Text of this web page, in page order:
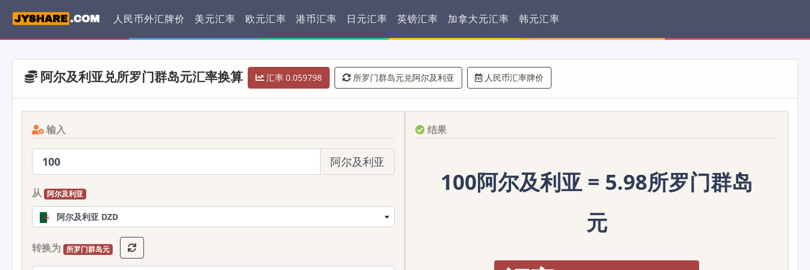
人民币外汇牌价 美元汇率 欧元汇率 港币汇率 日元汇率 英镑汇率 加拿大元汇率 韩元汇率
阿尔及利亚兑所罗门群岛元汇率换算 汇率 0.059798 所罗门群岛元兑阿尔及利亚 人民币汇率牌价
输入
阿尔及利亚
从 阿尔及利亚
阿尔及利亚 DZD
转换为 所罗门群岛元
结果
100阿尔及利亚 = 5.98所罗门群岛
元